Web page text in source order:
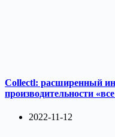
Collectl: расширенный
производительности
2022-11-12